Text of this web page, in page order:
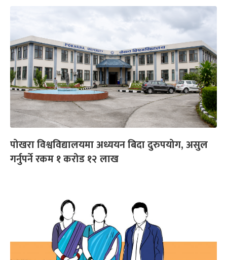
पोखरा विश्वविद्यालयमा अध्ययन बिदा दुरुपयोग, असुल
गर्नुपर्ने रकम १ करोड १२ लाख